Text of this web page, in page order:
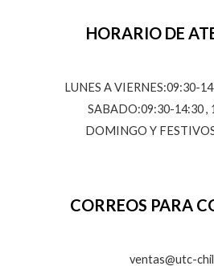
HORARIO DE
LUNES A VIERNES:09:30-
SABADO:09:30-14:30 ,
DOMINGO Y
CORREOS PARA
ventas@utc-